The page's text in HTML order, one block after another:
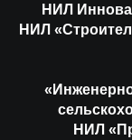
НИЛ
НИЛ
НИЛ